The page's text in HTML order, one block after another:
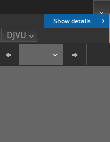
Show details
DJVU